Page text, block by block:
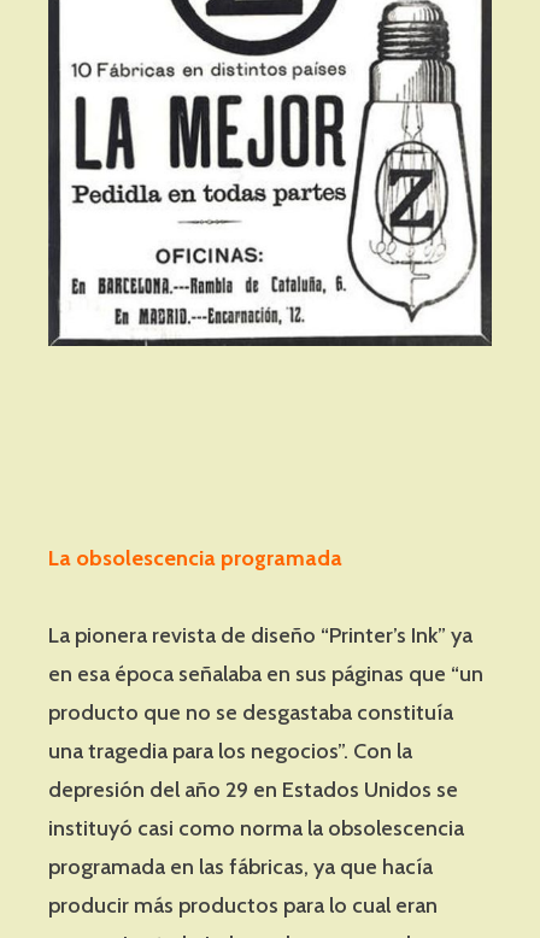
La obsolescencia programada
La pionera revista de diseño “Printer’s Ink” ya
en esa época señalaba en sus páginas que “un
producto que no se desgastaba constituía
una tragedia para los negocios”. Con la
depresión del año 29 en Estados Unidos se
instituyó casi como norma la obsolescencia
programada en las fábricas, ya que hacía
producir más productos para lo cual eran